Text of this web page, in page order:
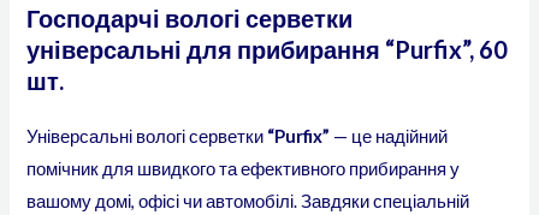
Господарчі вологі серветки
універсальні для прибирання “Purfix”, 60
шт.
Універсальні вологі серветки “Purfix” — це надійний
помічник для швидкого та ефективного прибирання у
вашому домі, офісі чи автомобілі. Завдяки спеціальній